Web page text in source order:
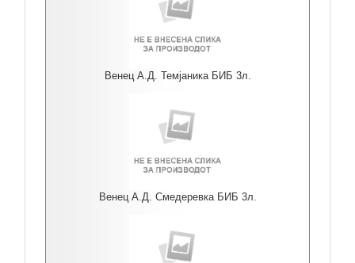
Венец А.Д. Темјаника БИБ 3л.
Венец А.Д. Смедеревка БИБ 3л.